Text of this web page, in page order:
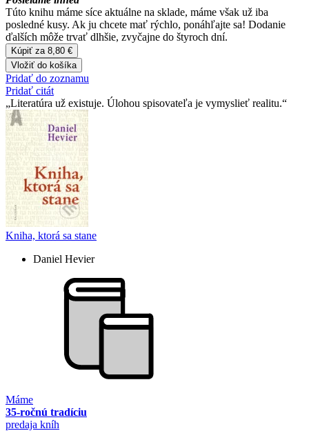
Túto knihu máme síce aktuálne na sklade, máme však už iba
posledné kusy. Ak ju chcete mať rýchlo, ponáhľajte sa! Dodanie
ďalších môže trvať dlhšie, zvyčajne do štyroch dní.
Kúpiť za 8,80 €
Vložiť do košíka
Pridať do zoznamu
Pridať citát
Literatúra už existuje. Úlohou spisovateľa je vymyslieť realitu.
Kniha, ktorá sa stane
Daniel Hevier
Máme
35-ročnú tradíciu
predaja kníh